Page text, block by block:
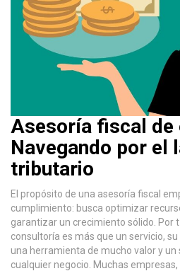
Asesoría fiscal de
Navegando por el
tributario
El propósito de una asesoría fiscal
cumplimiento: busca optimizar
garantizar un crecimiento sólido. Por
consultoría es más que un servicio,
una herramienta de mucho valor y un
cualquier negocio. Muchas